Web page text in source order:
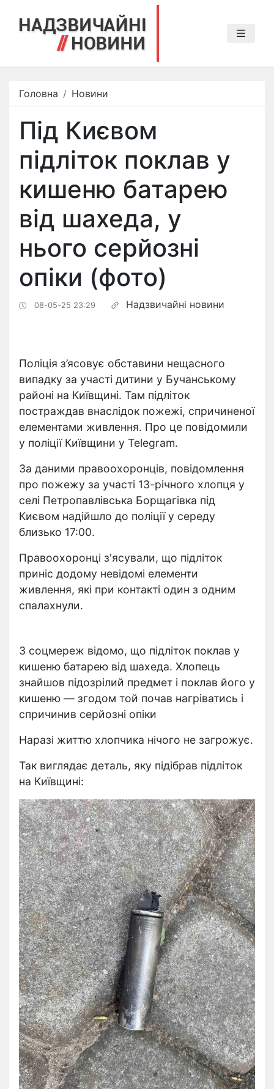
Головна Новини
Під Києвом
підліток поклав у
кишеню батарею
від шахеда, у
нього серйозні
опіки (фото)
08-05-25 23:29 Надзвичайні новини
Поліція з’ясовує обставини нещасного
випадку за участі дитини у Бучанському
районі на Київщині. Там підліток
постраждав внаслідок пожежі, спричиненої
елементами живлення. Про це повідомили
у поліції Київщини у Telegram.
За даними правоохоронців, повідомлення
про пожежу за участі 13-річного хлопця у
селі Петропавлівська Борщагівка під
Києвом надійшло до поліції у середу
близько 17:00.
Правоохоронці з'ясували, що підліток
приніс додому невідомі елементи
живлення, які при контакті один з одним
спалахнули.
З соцмереж відомо, що підліток поклав у
кишеню батарею від шахеда. Хлопець
знайшов підозрілий предмет і поклав його у
кишеню — згодом той почав нагріватись і
спричинив серйозні опіки
Наразі життю хлопчика нічого не загрожує.
Так виглядає деталь, яку підібрав підліток
на Київщині: